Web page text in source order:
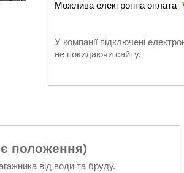
У компанії підключені
не покидаючи сайту.
положення)
від води та бруду.